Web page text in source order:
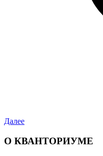
Далее
О КВАНТОРИУМЕ